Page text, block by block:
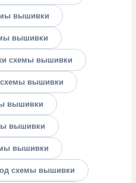
вышивки
вышивки
схемы вышивки
схемы вышивки
вышивки
вышивки
вышивки
схемы вышивки